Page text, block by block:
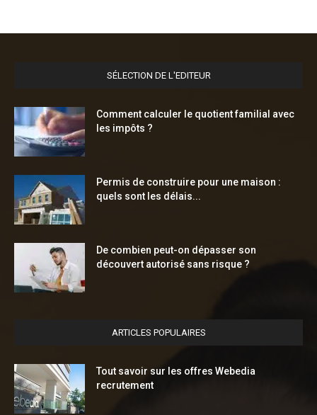
SÉLECTION DE L'EDITEUR
Comment calculer le quotient familial avec
les impôts ?
Permis de construire pour une maison :
quels sont les délais...
De combien peut-on dépasser son
découvert autorisé sans risque ?
ARTICLES POPULAIRES
Tout savoir sur les offres Webedia
recrutement